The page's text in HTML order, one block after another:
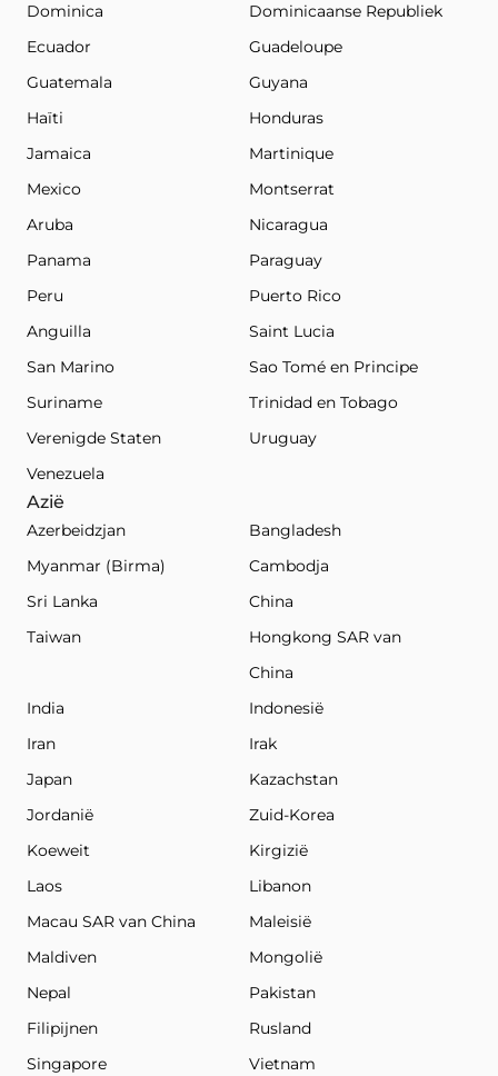
Dominica
Dominicaanse Republiek
Ecuador
Guadeloupe
Guatemala
Guyana
Haïti
Honduras
Jamaica
Martinique
Mexico
Montserrat
Aruba
Nicaragua
Panama
Paraguay
Peru
Puerto Rico
Anguilla
Saint Lucia
San Marino
Sao Tomé en Principe
Suriname
Trinidad en Tobago
Verenigde Staten
Uruguay
Venezuela
Azië
Azerbeidzjan
Bangladesh
Myanmar (Birma)
Cambodja
Sri Lanka
China
Taiwan
Hongkong SAR van
China
India
Indonesië
Iran
Irak
Japan
Kazachstan
Jordanië
Zuid-Korea
Koeweit
Kirgizië
Laos
Libanon
Macau SAR van China
Maleisië
Maldiven
Mongolië
Nepal
Pakistan
Filipijnen
Rusland
Singapore
Vietnam